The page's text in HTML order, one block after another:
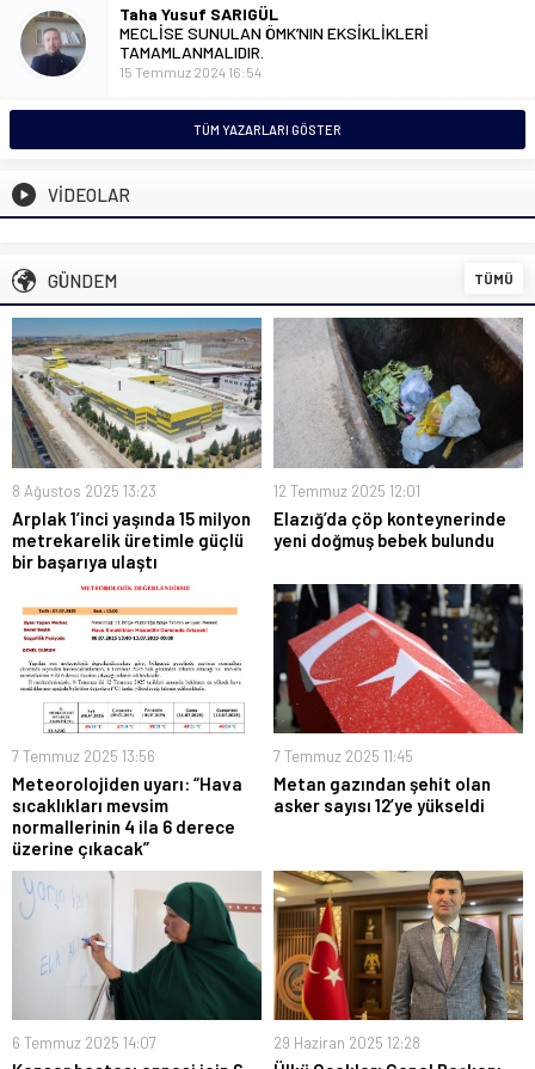
Taha Yusuf SARIGÜL
MECLİSE SUNULAN ÖMK’NIN EKSİKLİKLERİ
TAMAMLANMALIDIR.
15 Temmuz 2024 16:54
TÜM YAZARLARI GÖSTER
VİDEOLAR
GÜNDEM TÜMÜ
8 Ağustos 2025 13:23
Arplak 1’inci yaşında 15 milyon
metrekarelik üretimle güçlü
bir başarıya ulaştı
12 Temmuz 2025 12:01
Elazığ’da çöp konteynerinde
yeni doğmuş bebek bulundu
7 Temmuz 2025 13:56
Meteorolojiden uyarı: “Hava
sıcaklıkları mevsim
normallerinin 4 ila 6 derece
üzerine çıkacak”
7 Temmuz 2025 11:45
Metan gazından şehit olan
asker sayısı 12’ye yükseldi
6 Temmuz 2025 14:07 29 Haziran 2025 12:28